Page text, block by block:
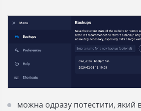
можна одразу потестити, який